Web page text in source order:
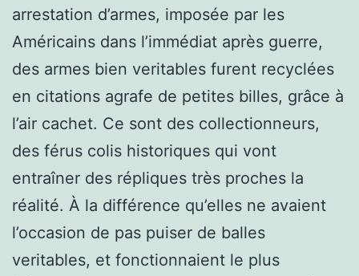
arrestation d’armes, imposée par les
Américains dans l’immédiat après guerre,
des armes bien veritables furent recyclées
en citations agrafe de petites billes, grâce à
l’air cachet. Ce sont des collectionneurs,
des férus colis historiques qui vont
entraîner des répliques très proches la
réalité. À la différence qu’elles ne avaient
l’occasion de pas puiser de balles
veritables, et fonctionnaient le plus